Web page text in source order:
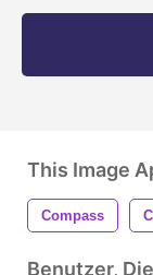
This Image
Compass
Benutzer,